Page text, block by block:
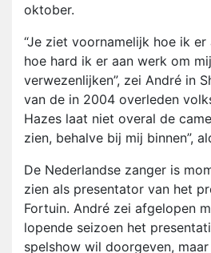
oktober.
“Je ziet voornamelijk hoe ik er
hoe hard ik er aan werk om
verwezenlijken”, zei André in
van de in 2004 overleden
Hazes laat niet overal de
zien, behalve bij mij binnen”,
De Nederlandse zanger is
zien als presentator van het
Fortuin. André zei afgelopen
lopende seizoen het
spelshow wil doorgeven,